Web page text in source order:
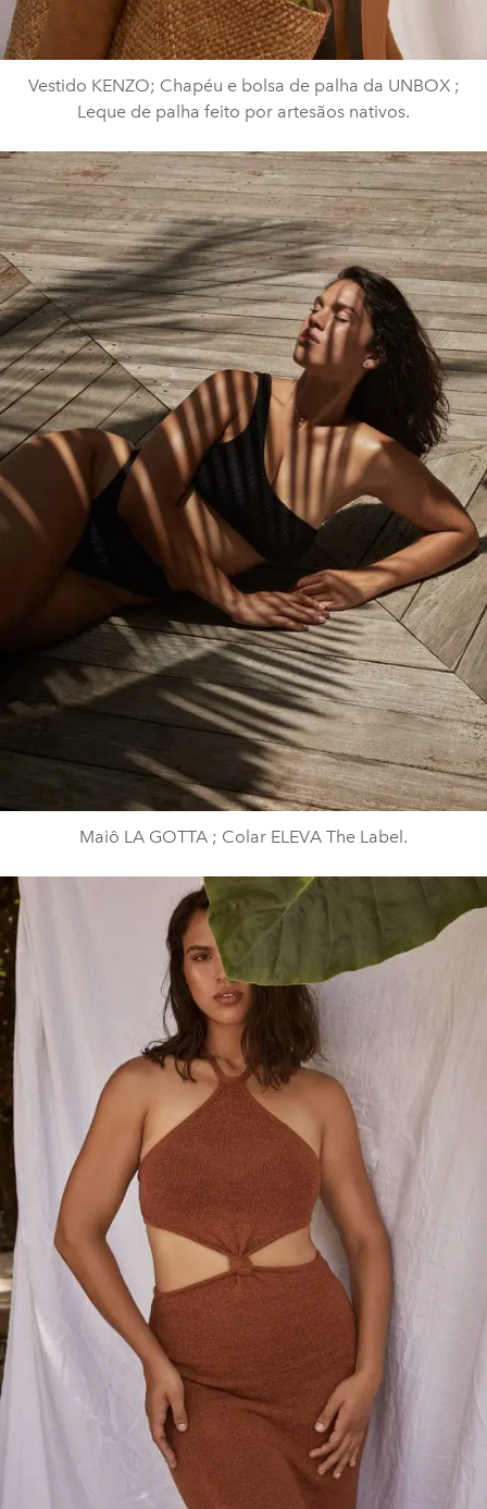
Vestido KENZO; Chapéu e bolsa de palha da UNBOX ;
Leque de palha feito por artesãos nativos.
Maiô LA GOTTA ; Colar ELEVA The Label.